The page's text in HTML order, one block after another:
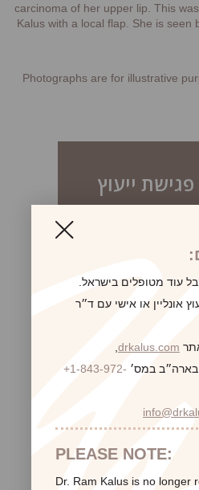
carcinoma of her upper lip. This
Kalus with a local flap. She is
*Photographs are for illustrative
ייעוץ
עוד מטופלים בישראל.
אונליין או אישי עם ד״ר
drkalus.com
במס׳ +1-843-972-
PLEASE NOTE:
Dr. Ram Kalus is no longer